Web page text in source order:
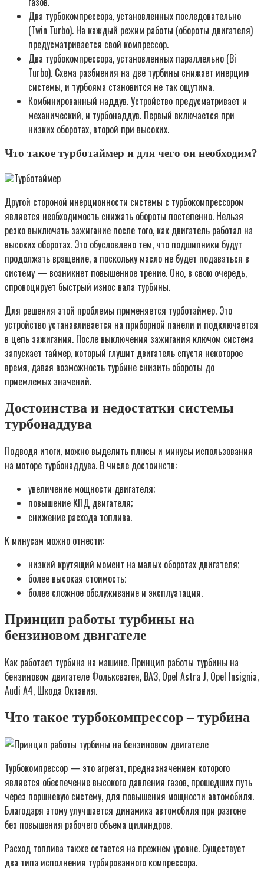
Два турбокомпрессора, установленных последовательно
(Twin Turbo). На каждый режим работы (обороты двигателя)
предусматривается свой компрессор.
Два турбокомпрессора, установленных параллельно (Bi
Turbo). Схема разбиения на две турбины снижает инерцию
системы, и турбояма становится не так ощутима.
Комбинированный наддув. Устройство предусматривает и
механический, и турбонаддув. Первый включается при
низких оборотах, второй при высоких.
Что такое турботаймер и для чего он необходим?
Турботаймер
Другой стороной инерционности системы с турбокомпрессором
является необходимость снижать обороты постепенно. Нельзя
резко выключать зажигание после того, как двигатель работал на
высоких оборотах. Это обусловлено тем, что подшипники будут
продолжать вращение, а поскольку масло не будет подаваться в
систему — возникнет повышенное трение. Оно, в свою очередь,
спровоцирует быстрый износ вала турбины.
Для решения этой проблемы применяется турботаймер. Это
устройство устанавливается на приборной панели и подключается
в цепь зажигания. После выключения зажигания ключом система
запускает таймер, который глушит двигатель спустя некоторое
время, давая возможность турбине снизить обороты до
приемлемых значений.
Достоинства и недостатки системы
турбонаддува
Подводя итоги, можно выделить плюсы и минусы использования
на моторе турбонаддува. В числе достоинств:
увеличение мощности двигателя;
повышение КПД двигателя;
снижение расхода топлива.
К минусам можно отнести:
низкий крутящий момент на малых оборотах двигателя;
более высокая стоимость;
более сложное обслуживание и эксплуатация.
Принцип работы турбины на
бензиновом двигателе
Как работает турбина на машине. Принцип работы турбины на
бензиновом двигателе Фольксваген, ВАЗ, Opel Astra J, Opel Insignia,
Audi A4, Шкода Октавия.
Что такое турбокомпрессор – турбина
Турбокомпрессор — это агрегат, предназначением которого
является обеспечение высокого давления газов, прошедших путь
через поршневую систему, для повышения мощности автомобиля.
Благодаря этому улучшается динамика автомобиля при разгоне
без повышения рабочего объема цилиндров.
Расход топлива также остается на прежнем уровне. Существует
два типа исполнения турбированного компрессора.